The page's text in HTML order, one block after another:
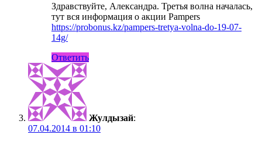
Здравствуйте, Александра. Третья волна началась,
тут вся информация о акции Pampers
https://probonus.kz/pampers-tretya-volna-do-19-07-
14g/
Ответить
Жулдызай:
07.04.2014 в 01:10